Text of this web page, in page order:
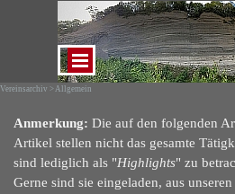
Direkt zum Seiteninhalt
Menü überspringen
Vereinsarchiv > Allgemein
Anmerkung: Die auf den folgenden
Artikel stellen nicht das gesamte
sind lediglich als "Highlights" zu
Gerne sind sie eingeladen, aus